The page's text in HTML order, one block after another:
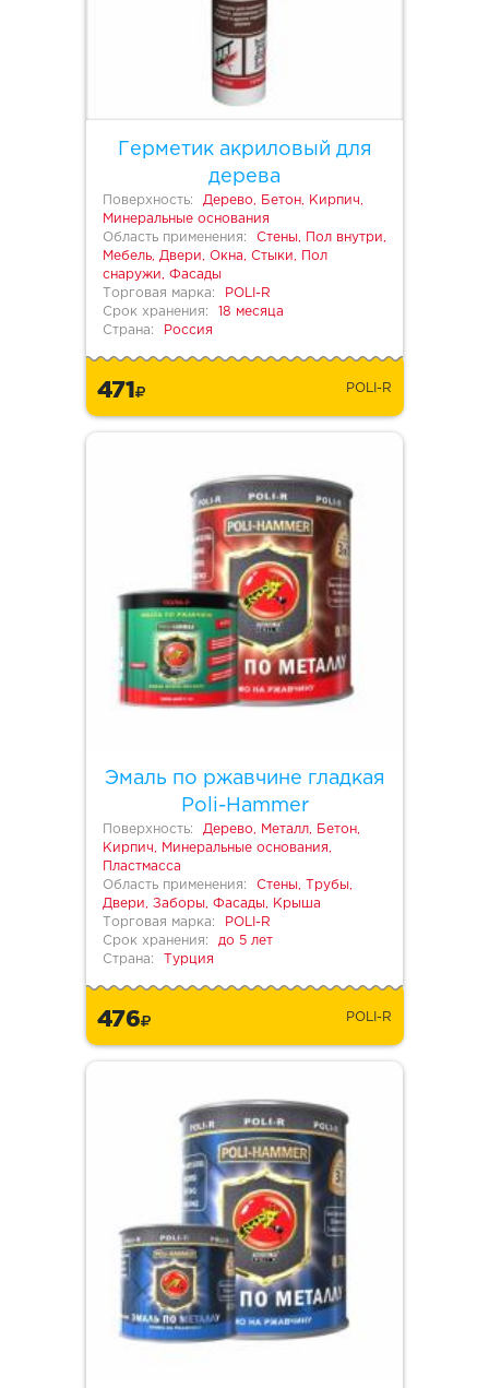
Герметик акриловый для
дерева
Поверхность:
Дерево, Бетон, Кирпич,
Минеральные основания
Область применения:
Стены, Пол внутри,
Мебель, Двери, Окна, Стыки, Пол
снаружи, Фасады
Торговая марка:
POLI-R
Срок хранения:
18 месяца
Страна:
Россия
471 POLI-R
Эмаль по ржавчине гладкая
Poli-Hammer
Поверхность:
Дерево, Металл, Бетон,
Кирпич, Минеральные основания,
Пластмасса
Область применения:
Стены, Трубы,
Двери, Заборы, Фасады, Крыша
Торговая марка:
POLI-R
Срок хранения:
до 5 лет
Страна:
Турция
476 POLI-R